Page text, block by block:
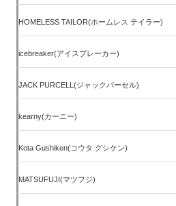
HOMELESS TAILOR(ホームレス テイラー)
icebreaker(アイスブレーカー)
JACK PURCELL(ジャックパーセル)
kearny(カーニー)
Kota Gushiken(コウタ グシケン)
MATSUFUJI(マツフジ)